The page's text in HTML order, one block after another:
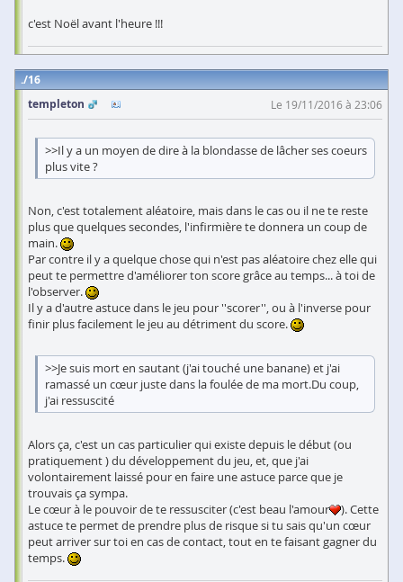
c'est Noël avant l'heure !!!
16
templeton
Le 19/11/2016 à 23:06
>>Il y a un moyen de dire à la blondasse de lâcher ses coeurs
plus vite ?
Non, c'est totalement aléatoire, mais dans le cas ou il ne te reste
plus que quelques secondes, l'infirmière te donnera un coup de
main.
Par contre il y a quelque chose qui n'est pas aléatoire chez elle qui
peut te permettre d'améliorer ton score grâce au temps... à toi de
l'observer.
Il y a d'autre astuce dans le jeu pour ''scorer'', ou à l'inverse pour
finir plus facilement le jeu au détriment du score.
>>Je suis mort en sautant (j'ai touché une banane) et j'ai
ramassé un cœur juste dans la foulée de ma mort.Du coup,
j'ai ressuscité
Alors ça, c'est un cas particulier qui existe depuis le début (ou
pratiquement ) du développement du jeu, et, que j'ai
volontairement laissé pour en faire une astuce parce que je
trouvais ça sympa.
Le cœur à le pouvoir de te ressusciter (c'est beau l'amour
). Cette
astuce te permet de prendre plus de risque si tu sais qu'un cœur
peut arriver sur toi en cas de contact, tout en te faisant gagner du
temps.